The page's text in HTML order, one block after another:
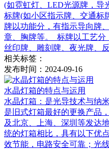
(如霓虹灯、LED光源牌，导
标牌(如小区指示牌、交通
牌以功能分，有指示导向牌
章、胸牌等。 标牌以工艺分
丝印牌、雕刻牌、夜光牌、
相关标签：
发布时间：2024-09-16
水晶灯箱的特点与运用
水晶灯箱：是光导技术与纳
是旧式灯箱最好的更换产品
及北京、上海、深圳等发达
统的灯箱相比，具有以下优
效节能，电路安全可靠；光